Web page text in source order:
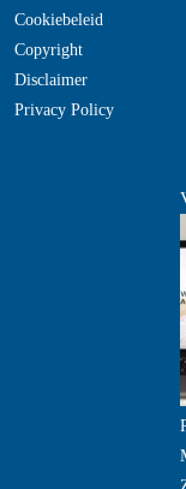
Cookiebeleid
Copyright
Disclaimer
Privacy Policy